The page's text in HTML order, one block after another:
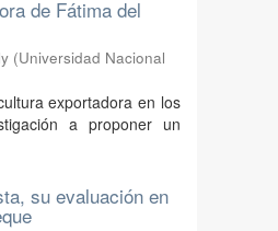
de Fátima del
(Universidad Nacional
exportadora en los
a proponer un
su evaluación en